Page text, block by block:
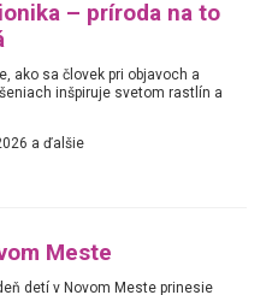
– príroda na to
ako sa človek pri objavoch a
inšpiruje svetom rastlín a
a ďalšie
Meste
detí v Novom Meste prinesie